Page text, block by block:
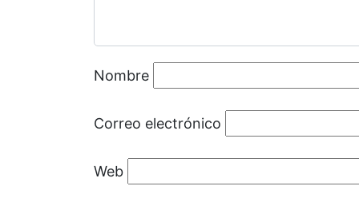
Nombre
Correo electrónico
Web